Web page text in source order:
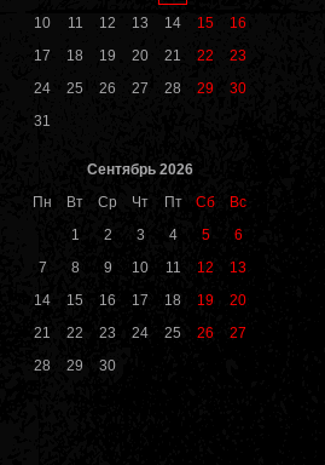
10
11 12 13 14 15
16
17
18 19 20 21 22
23
24
25 26 27 28 29
30
31
Сентябрь 2026
Пн
Вт Ср Чт Пт Сб
Вс
1
2 3 4 5
6
7
8 9 10 11 12
13
14
15 16 17 18 19
20
21
22 23 24 25 26
27
28
29 30